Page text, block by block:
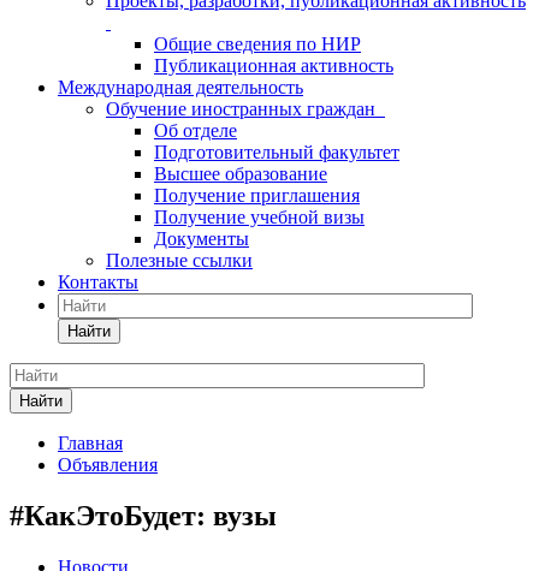
Общие сведения по НИР
Публикационная активность
Международная деятельность
Обучение иностранных граждан
Об отделе
Подготовительный факультет
Высшее образование
Получение приглашения
Получение учебной визы
Документы
Полезные ссылки
Контакты
Найти
Найти
Главная
Объявления
#КакЭтоБудет: вузы
Новости